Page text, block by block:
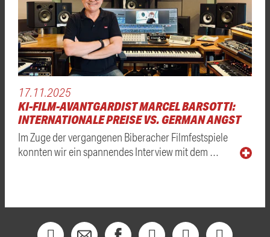
17.11.2025
KI-FILM-AVANTGARDIST MARCEL BARSOTTI:
INTERNATIONALE PREISE VS. GERMAN ANGST
Im Zuge der vergangenen Biberacher Filmfestspiele
konnten wir ein spannendes Interview mit dem …